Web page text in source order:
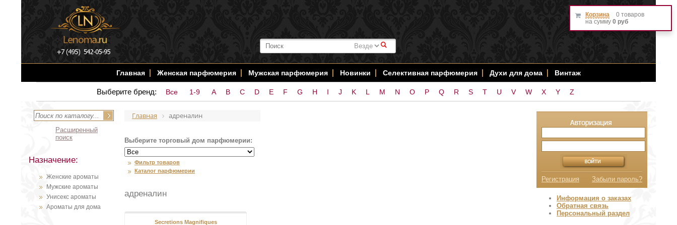
#
Главная Женская парфюмерия Мужская парфюмерия Новинки Селективная парфюмерия Духи для дома Винтаж
Выберите бренд: Все 1-9 A B C D E F G H I J K L M N O P Q R S T U V W X Y Z
Расширенный
поиск
Назначение:
Женские ароматы
Мужские ароматы
Унисекс ароматы
Ароматы для дома
Главная адреналин
Выберите торговый дом парфюмерии:
Фильтр товаров
Каталог парфюмерии
адреналин
Secretions Magnifiques
Корзина
0 товаров
на сумму 0 руб
Регистрация Забыли пароль?
Информация о заказах
Обратная связь
Персональный раздел